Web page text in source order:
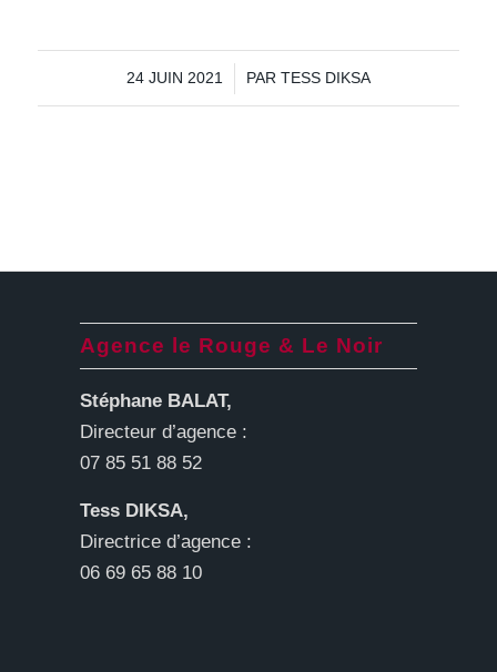
24 JUIN 2021
/ PAR TESS DIKSA
Agence le Rouge & Le Noir
Stéphane BALAT,
Directeur d’agence :
07 85 51 88 52
Tess DIKSA,
Directrice d’agence :
06 69 65 88 10